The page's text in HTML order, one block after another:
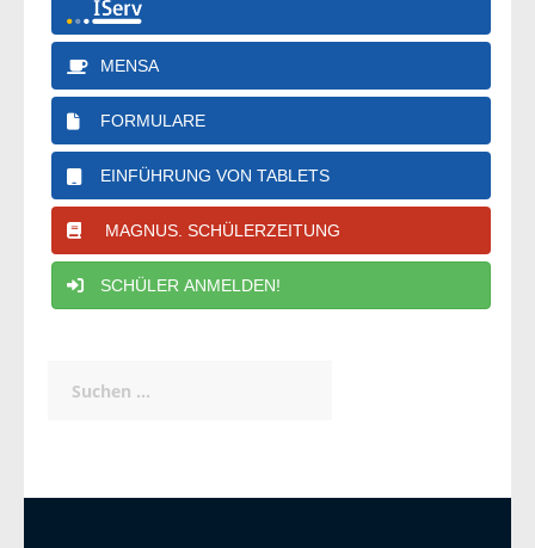
MENSA
FORMULARE
EINFÜHRUNG VON TABLETS
MAGNUS. SCHÜLERZEITUNG
SCHÜLER ANMELDEN!
nach: